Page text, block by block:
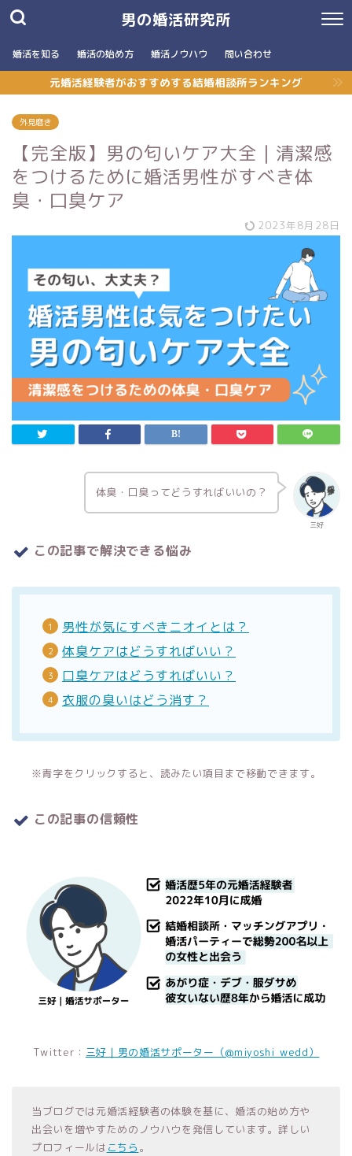
男の婚活研究所
婚活を知る 婚活の始め方 婚活ノウハウ 問い合わせ
元婚活経験者がおすすめする結婚相談所ランキング
外見磨き
【完全版】男の匂いケア大全｜清潔感
をつけるために婚活男性がすべき体
臭・口臭ケア
2023年8月28日
三好
体臭・口臭ってどうすればいいの？
この記事で解決できる悩み
男性が気にすべきニオイとは？
体臭ケアはどうすればいい？
口臭ケアはどうすればいい？
衣服の臭いはどう消す？
※青字をクリックすると、読みたい項目まで移動できます。
この記事の信頼性
Twitter： 三好｜男の婚活サポーター（@miyoshi_wedd）
当ブログでは元婚活経験者の体験を基に、婚活の始め方や
出会いを増やすためのノウハウを発信しています。詳しい
プロフィールは こちら 。